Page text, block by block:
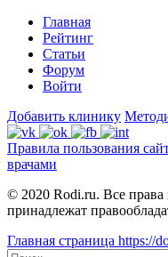
Главная
Рейтинг
Статьи
Форум
Войти
Добавить клинику
Правила пользования
врачами
© 2020 Rodi.ru. Все
принадлежат
Главная страница https://